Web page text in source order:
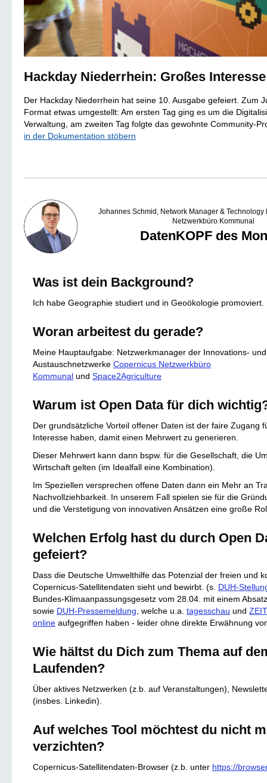
Hackday Niederrhein: Großes
Der Hackday Niederrhein hat seine 10. Ausgabe gefeiert. Zum
Format etwas umgestellt: Am ersten Tag ging es um die
Verwaltung, am zweiten Tag folgte das gewohnte Community-
in der Dokumentation stöbern
Johannes Schmid, Network Manager & Technology
Netzwerkbüro Kommunal
DatenKOPF des
Was ist dein Background?
Ich habe Geographie studiert und in Geoökologie promoviert.
Woran arbeitest du gerade?
Meine Hauptaufgabe: Netzwerkmanager der Innovations- und
Austauschnetzwerke Copernicus Netzwerkbüro
Kommunal und Space2Agriculture
Warum ist Open Data für dich
Der grundsätzliche Vorteil offener Daten ist der faire Zugang
Interesse haben, damit einen Mehrwert zu generieren.
Dieser Mehrwert kann dann bspw. für die Gesellschaft, die
Wirtschaft gelten (im Idealfall eine Kombination).
Im Speziellen versprechen offene Daten dann ein Mehr an
Nachvollziehbarkeit. In unserem Fall spielen sie für die
und die Verstetigung von innovativen Ansätzen eine große
Welchen Erfolg hast du durch Open
gefeiert?
Dass die Deutsche Umwelthilfe das Potenzial der freien und
Copernicus-Satellitendaten sieht und bewirbt. (s. DUH-
Bundes-Klimaanpassungsgesetz vom 28.04. mit einem
sowie DUH-Pressemeldung , welche u.a. tagesschau und ZEIT
online aufgegriffen haben - leider ohne direkte Erwähnung
Wie hältst du Dich zum Thema auf
Laufenden?
Über aktives Netzwerken (z.b. auf Veranstaltungen),
(insbes. Linkedin).
Auf welches Tool möchtest du nicht
verzichten?
Copernicus-Satellitendaten-Browser (z.b. unter https://